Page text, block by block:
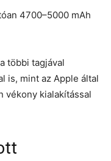
4700–5000 mAh
többi tagjával
is, mint az Apple által
vékony kialakítással